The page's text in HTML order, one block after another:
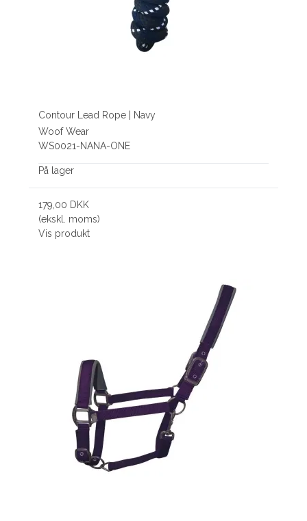
Contour Lead Rope | Navy
Woof Wear
WS0021-NANA-ONE
På lager
179,00 DKK
(ekskl. moms)
Vis produkt